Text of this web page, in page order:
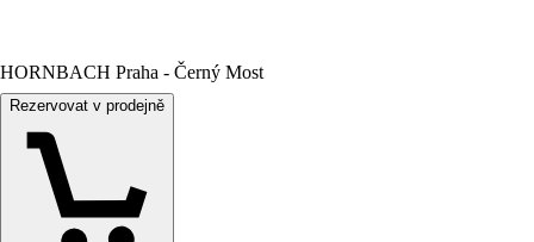
HORNBACH Praha - Černý Most
Rezervovat v prodejně